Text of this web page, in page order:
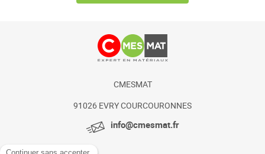
CMESMAT
91026 EVRY COURCOURONNES
info@cmesmat.fr